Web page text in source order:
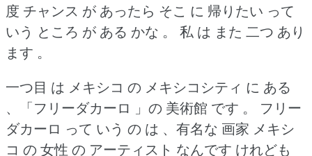
度 チャンス が あったら そこ に 帰りたい って
いう ところ が ある かな 。
私 は また 二つ あり
ます 。
一つ目 は メキシコ の メキシコシティ に ある
、「フリーダカーロ 」の 美術館 です 。
フリー
ダカーロ って いう の は 、有名な 画家 メキシ
コ の 女性 の アーティスト なんです けれども